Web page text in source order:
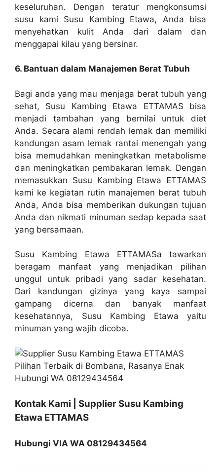
keseluruhan. Dengan teratur mengkonsumsi
susu kami Susu Kambing Etawa, Anda bisa
menyehatkan kulit Anda dari dalam dan
menggapai kilau yang bersinar.
6. Bantuan dalam Manajemen Berat Tubuh
Bagi anda yang mau menjaga berat tubuh yang
sehat, Susu Kambing Etawa ETTAMAS bisa
menjadi tambahan yang bernilai untuk diet
Anda. Secara alami rendah lemak dan memiliki
kandungan asam lemak rantai menengah yang
bisa memudahkan meningkatkan metabolisme
dan meningkatkan pembakaran lemak. Dengan
memasukkan Susu Kambing Etawa ETTAMAS
kami ke kegiatan rutin manajemen berat tubuh
Anda, Anda bisa memberikan dukungan tujuan
Anda dan nikmati minuman sedap kepada saat
yang bersamaan.
Susu Kambing Etawa ETTAMASa tawarkan
beragam manfaat yang menjadikan pilihan
unggul untuk pribadi yang sadar kesehatan.
Dari kandungan gizinya yang kaya sampai
gampang dicerna dan banyak manfaat
kesehatannya, Susu Kambing Etawa yaitu
minuman yang wajib dicoba.
Kontak Kami | Supplier Susu Kambing
Etawa ETTAMAS
Hubungi VIA WA 08129434564